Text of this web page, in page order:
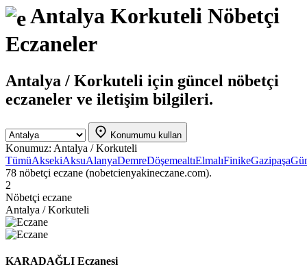
Antalya Korkuteli Nöbetçi
Eczaneler
Antalya / Korkuteli için güncel nöbetçi
eczaneler ve iletişim bilgileri.
Konumumu kullan
Konumuz: Antalya / Korkuteli
TümüAksekiAksuAlanyaDemreDöşemealtıElmalıFinikeGazipaşa
78 nöbetçi eczane (nobetcienyakineczane.com).
2
Nöbetçi eczane
Antalya / Korkuteli
KARADAĞLI Eczanesi